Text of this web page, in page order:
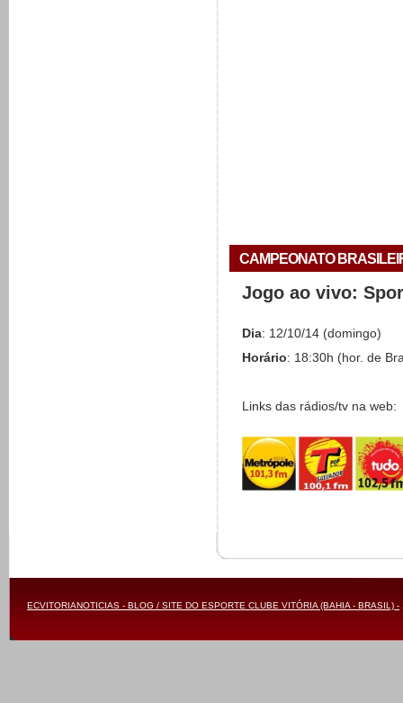
CAMPEONATO
Jogo ao vivo:
Dia: 12/10/14 (domingo)
Horário: 18:30h (hor. de
Links das rádios/tv na web:
ECVITORIANOTICIAS - BLOG / SITE DO ESPORTE CLUBE VITÓRIA (BAHIA - BRASIL) -